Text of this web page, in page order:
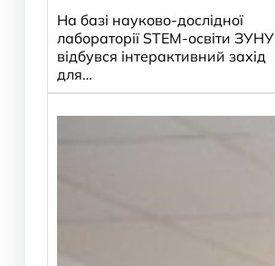
На базі науково-дослідної
лабораторії STEM-освіти ЗУНУ
відбувся інтерактивний захід
для…